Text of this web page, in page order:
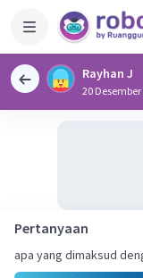
Rayhan J
20 Desember
Pertanyaan
apa yang dimaksud